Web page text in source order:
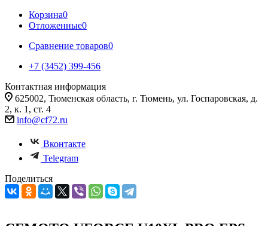
Корзина0
Отложенные0
Сравнение товаров0
+7 (3452) 399-456
Контактная информация
625002, Тюменская область, г. Тюмень, ул. Госпаровская, д.
2, к. 1, ст. 4
info@cf72.ru
Вконтакте
Telegram
Поделиться